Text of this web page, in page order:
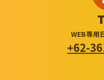
WEB専用
+62-